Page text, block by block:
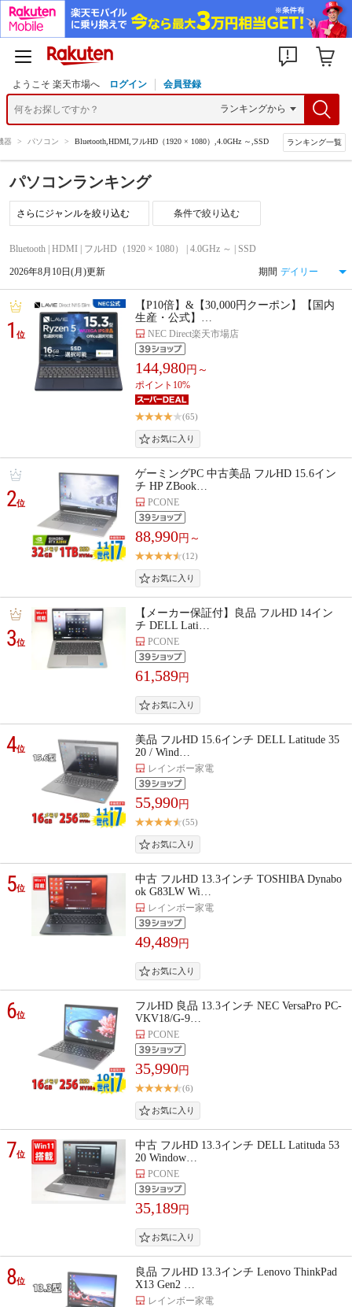
ようこそ 楽天市場へ ログイン 会員登録
器 > パソコン > Bluetooth,HDMI,フルHD（1920 × 1080）,4.0GHz ～,SSD ランキング一覧
パソコンランキング
条件で絞り込む
Bluetooth | HDMI | フルHD（1920 × 1080） | 4.0GHz ～ | SSD
2026年8月10日(月)更新 期間
1位
【P10倍】&【30,000円クーポン】【国内
生産・公式】…
NEC Direct楽天市場店
144,980円～
ポイント10%
(65)
2位
ゲーミングPC 中古美品 フルHD 15.6イン
チ HP ZBook…
PCONE
88,990円～
(12)
3位
【メーカー保証付】良品 フルHD 14イン
チ DELL Lati…
PCONE
61,589円
4位
美品 フルHD 15.6インチ DELL Latitude 35
20 / Wind…
レインボー家電
55,990円
(55)
5位
中古 フルHD 13.3インチ TOSHIBA Dynabo
ok G83LW Wi…
レインボー家電
49,489円
6位
フルHD 良品 13.3インチ NEC VersaPro PC-
VKV18/G-9…
PCONE
35,990円
(6)
7位
中古 フルHD 13.3インチ DELL Latituda 53
20 Window…
PCONE
35,189円
8位
良品 フルHD 13.3インチ Lenovo ThinkPad
X13 Gen2 …
レインボー家電